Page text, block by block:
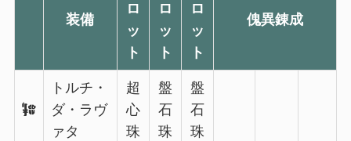
装備
ロ
ッ
ト
ロ
ッ
ト
ロ
ッ
ト
傀異錬成
トルチ・
ダ・ラヴ
ァタ
超
心
珠
盤
石
珠
盤
石
珠